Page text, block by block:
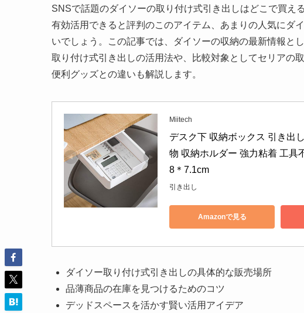
SNSで話題のダイソーの取り付け式引き出しはどこで買え
有効活用できると評判のこのアイテム、あまりの人気にダ
いでしょう。この記事では、ダイソーの収納の最新情報と
取り付け式引き出しの活用法や、比較対象としてセリアの
便利グッズとの違いも解説します。
Miitech
デスク下 収納ボックス 引き出
物 収納ホルダー 強力粘着 工具
8＊7.1cm
引き出し
Amazonで見る
ダイソー取り付け式引き出しの具体的な販売場所
品薄商品の在庫を見つけるためのコツ
デッドスペースを活かす賢い活用アイデア